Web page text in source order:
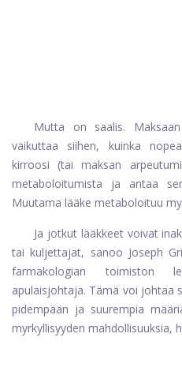
Mutta on saalis.
vaikuttaa siihen, kuinka
kirroosi (tai maksan
metaboloitumista ja antaa
Muutama lääke metaboloituu
Ja jotkut lääkkeet voivat
tai kuljettajat, sanoo Joseph
farmakologian toimiston
apulaisjohtaja. Tämä voi johtaa
pidempään ja suurempia
myrkyllisyyden mahdollisuuksia,